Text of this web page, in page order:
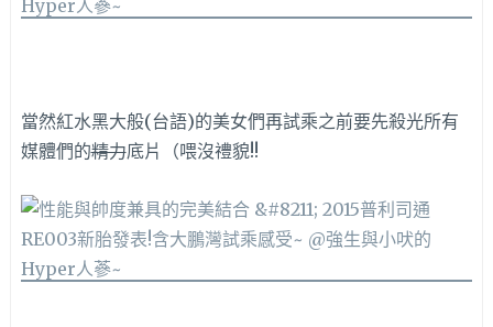
當然紅水黑大般(台語)的美女們再試乘之前要先殺光所有
媒體們的精力底片（喂沒禮貌!!